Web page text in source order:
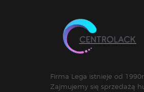
Firma Lega istnieje od
Zajmujemy się sprzedażą